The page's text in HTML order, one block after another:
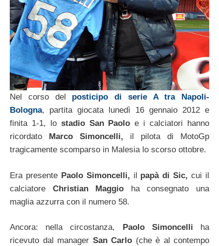
Nel corso del posticipo di serie A tra Napoli-
Bologna, partita giocata lunedì 16 gennaio 2012 e
finita 1-1, lo stadio San Paolo e i calciatori hanno
ricordato
Marco Simoncelli, il pilota di MotoGp
tragicamente scomparso in Malesia lo scorso ottobre.
Era presentePaolo Simoncelli, il papà di Sic, cui il
calciatore Christian Maggio ha consegnato una
maglia azzurra con il numero 58.
Ancora: nella circostanza, Paolo Simoncelli ha
ricevuto dal manager San Carlo (che è al contempo